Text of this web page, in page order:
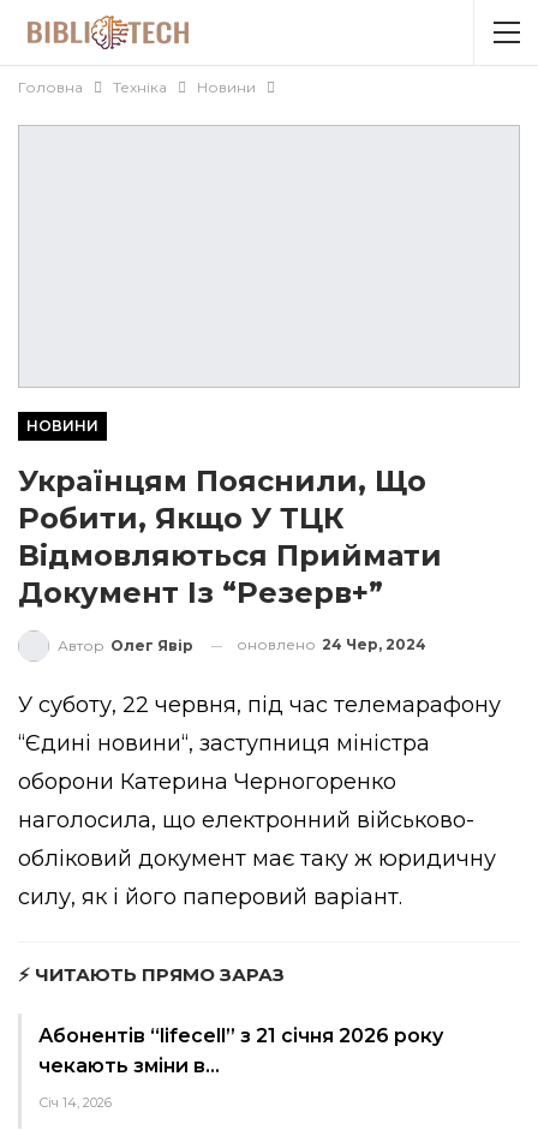
Головна Техніка Новини
НОВИНИ
Українцям Пояснили, Що
Робити, Якщо У ТЦК
Відмовляються Приймати
Документ Із “Резерв+”
Автор Олег Явір оновлено 24 Чер, 2024
У суботу, 22 червня, під час телемарафону
“Єдині новини“, заступниця міністра
оборони Катерина Черногоренко
наголосила, що електронний військово-
обліковий документ має таку ж юридичну
силу, як і його паперовий варіант.
⚡ ЧИТАЮТЬ ПРЯМО ЗАРАЗ
Абонентів “lifecell” з 21 січня 2026 року
чекають зміни в…
Січ 14, 2026